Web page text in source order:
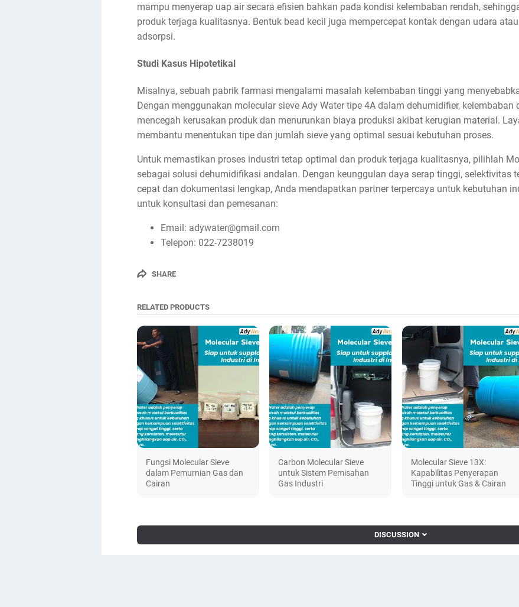
mampu menyerap uap air secara efisien bahkan pada kondisi kelembaban rendah,
produk terjaga kualitasnya. Bentuk bead kecil juga mempercepat kontak dengan udara
adsorpsi.
Studi Kasus Hipotetikal
Misalnya, sebuah pabrik farmasi mengalami masalah kelembaban tinggi yang
Dengan menggunakan molecular sieve Ady Water tipe 4A dalam dehumidifier,
mencegah kerusakan produk dan menurunkan biaya produksi akibat kerugian material.
membantu menentukan tipe dan jumlah sieve yang optimal sesuai kebutuhan proses.
Untuk memastikan proses industri tetap optimal dan produk terjaga kualitasnya, pilihlah
sebagai solusi dehumidifikasi andalan. Dengan keunggulan daya serap tinggi, selektivitas
cepat dan dokumentasi lengkap, Anda mendapatkan partner terpercaya untuk kebutuhan
untuk konsultasi dan pemesanan:
Email: adywater@gmail.com
Telepon: 022-7238019
SHARE
RELATED PRODUCTS
Fungsi Molecular Sieve
dalam Pemurnian Gas dan
Cairan
Carbon Molecular Sieve
untuk Sistem Pemisahan
Gas Industri
Molecular Sieve 13X:
Kapabilitas Penyerapan
Tinggi untuk Gas & Cairan
DISCUSSION